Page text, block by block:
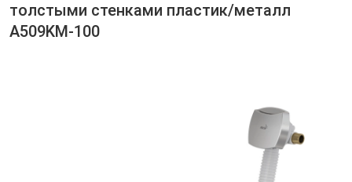
толстыми стенками пластик/металл
A509KM-100